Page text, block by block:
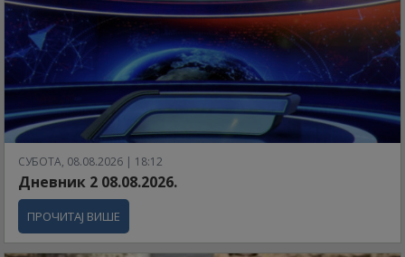
СУБОТА, 08.08.2026 | 18:12
Дневник 2 08.08.2026.
ПРОЧИТАЈ ВИШЕ